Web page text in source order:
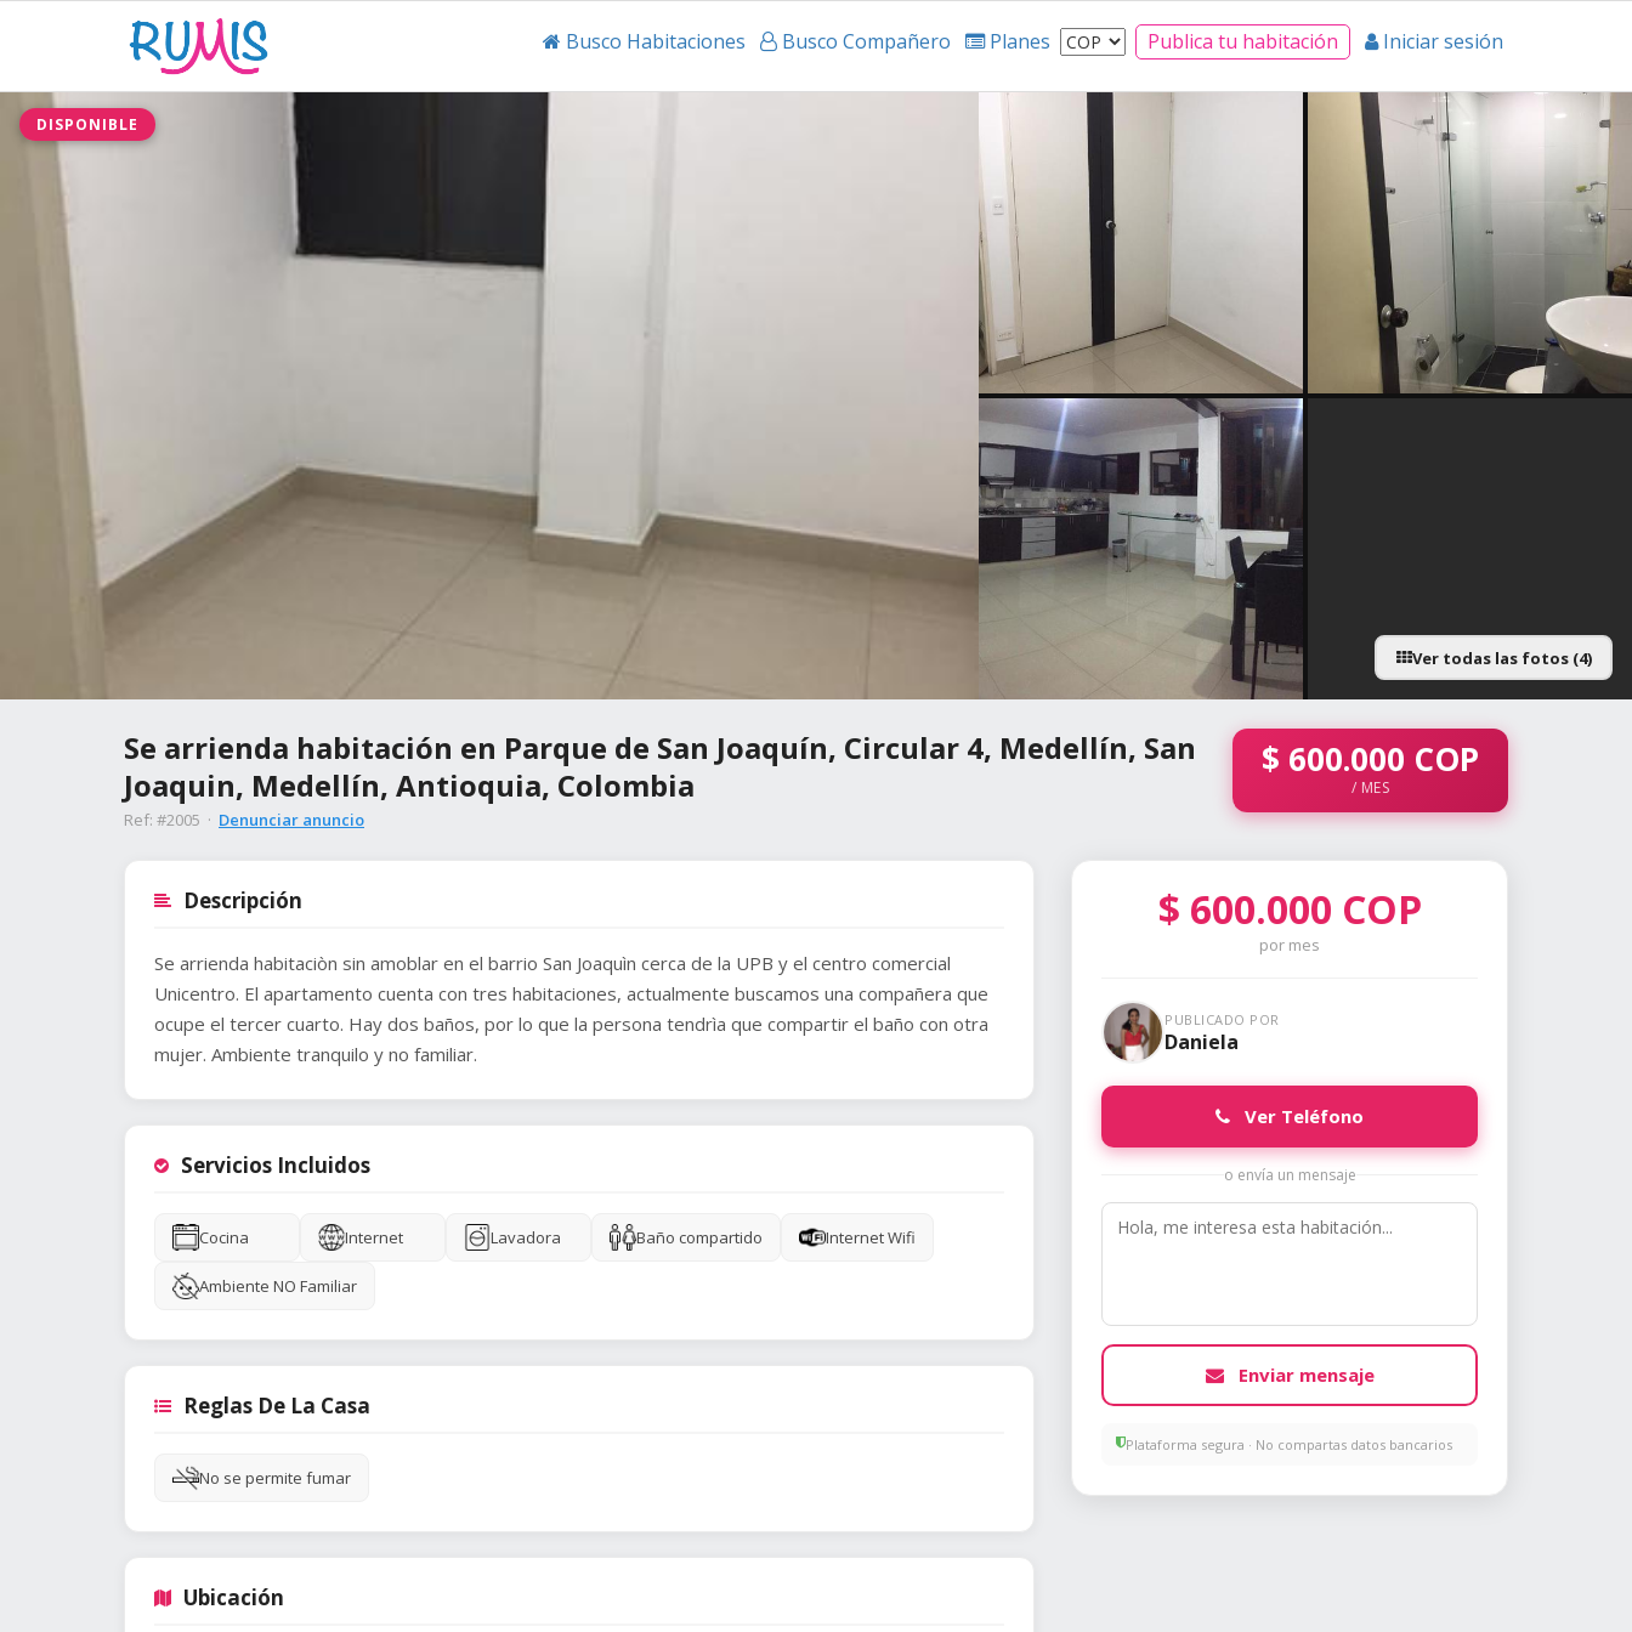
Busco Habitaciones Busco Compañero Planes Publica tu habitación Iniciar sesión
DISPONIBLE
Ver todas las fotos (4)
Se arrienda habitación en Parque de San Joaquín, Circular 4, Medellín, San
Joaquin, Medellín, Antioquia, Colombia
Ref: #2005 · Denunciar anuncio
$ 600.000 COP
/ MES
Descripción
Se arrienda habitaciòn sin amoblar en el barrio San Joaquìn cerca de la UPB y el centro comercial
Unicentro. El apartamento cuenta con tres habitaciones, actualmente buscamos una compañera que
ocupe el tercer cuarto. Hay dos baños, por lo que la persona tendrìa que compartir el baño con otra
mujer. Ambiente tranquilo y no familiar.
Servicios Incluidos
Cocina Internet Lavadora Baño compartido Internet Wifi
Ambiente NO Familiar
Reglas De La Casa
No se permite fumar
Ubicación
$ 600.000 COP
por mes
PUBLICADO POR
Daniela
Ver Teléfono
o envía un mensaje
Enviar mensaje
Plataforma segura · No compartas datos bancarios